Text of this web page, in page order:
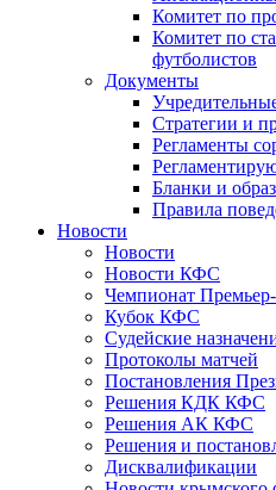
Комитет по
Комитет по
футболистов
Документы
Стратегии и
Регламенты
Бланки и
Правила
Новости
Новости
Новости КФС
Чемпионат
Кубок КФС
Судейские
Протоколы матчей
Постановления
Решения КДК КФС
Решения АК КФС
Решения и
Дисквалификации